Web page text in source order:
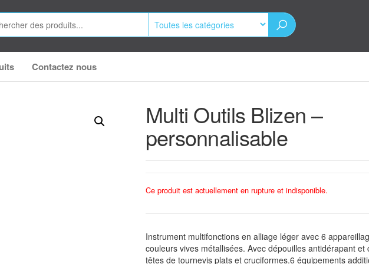
Contactez nous
Multi Outils Blizen –
personnalisable
Ce produit est actuellement en rupture et indisponible.
Instrument multifonctions en alliage léger avec 6
couleurs vives métallisées. Avec dépouilles antidérapant
têtes de tournevis plats et cruciformes.6 équipements